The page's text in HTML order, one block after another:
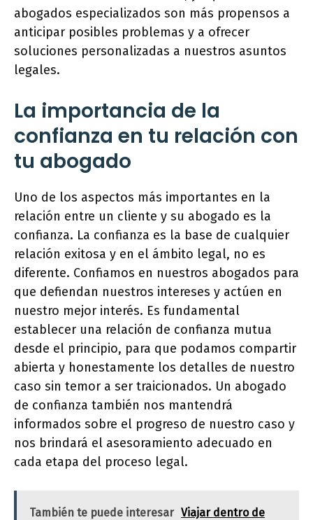
abogados especializados son más propensos a
anticipar posibles problemas y a ofrecer
soluciones personalizadas a nuestros asuntos
legales.
La importancia de la
confianza en tu relación con
tu abogado
Uno de los aspectos más importantes en la
relación entre un cliente y su abogado es la
confianza. La confianza es la base de cualquier
relación exitosa y en el ámbito legal, no es
diferente. Confiamos en nuestros abogados para
que defiendan nuestros intereses y actúen en
nuestro mejor interés. Es fundamental
establecer una relación de confianza mutua
desde el principio, para que podamos compartir
abierta y honestamente los detalles de nuestro
caso sin temor a ser traicionados. Un abogado
de confianza también nos mantendrá
informados sobre el progreso de nuestro caso y
nos brindará el asesoramiento adecuado en
cada etapa del proceso legal.
También te puede interesar Viajar dentro de